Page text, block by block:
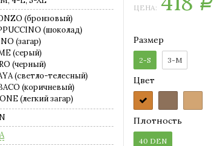
ЦЕНА:
Размер
2-S 3-M
Цвет
Плотность
40 DEN
(бронзовый)
(шоколад)
(загар)
(серый)
(черный)
(светло-телесный)
(коричневый)
(легкий загар)